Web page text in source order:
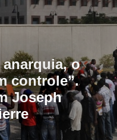
o
controle”.
Joseph